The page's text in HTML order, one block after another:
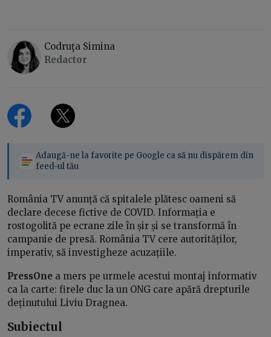
Codruţa Simina
Redactor
Adaugă-ne la favorite pe Google ca să nu dispărem din
feed-ul tău
România TV anunță că spitalele plătesc oameni să
declare decese fictive de COVID. Informația e
rostogolită pe ecrane zile în șir și se transformă în
campanie de presă. România TV cere autorităților,
imperativ, să investigheze acuzațiile.
PressOne a mers pe urmele acestui montaj informativ
ca la carte: firele duc la un ONG care apără drepturile
deținutului Liviu Dragnea.
Subiectul